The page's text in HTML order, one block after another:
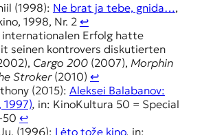
(1998): Ne brat ja tebe, gnida…,
1998, Nr. 2 ↩︎
internationalen Erfolg hatte
seinen kontrovers diskutierten
Cargo 200(2007), Morphin
Stroker(2010) ↩︎
(2015): Aleksei Balabanov:
1997), in: KinoKultura 50 = Special
50 ↩︎
(1996): I ėto tože kino, in: